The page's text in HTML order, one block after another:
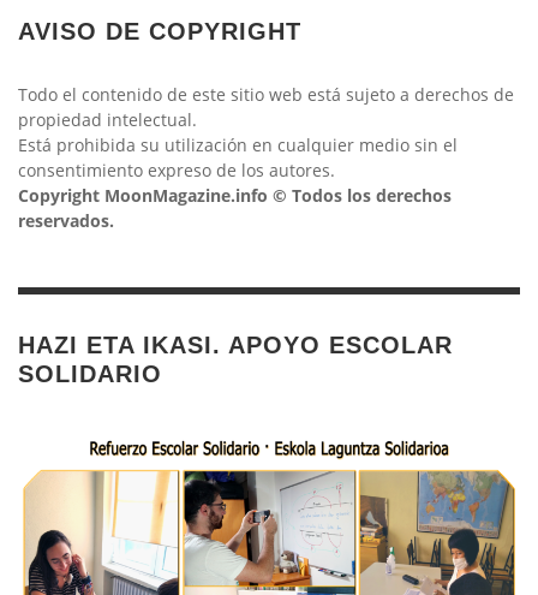
AVISO DE COPYRIGHT
Todo el contenido de este sitio web está sujeto a derechos de
propiedad intelectual.
Está prohibida su utilización en cualquier medio sin el
consentimiento expreso de los autores.
Copyright MoonMagazine.info © Todos los derechos
reservados.
HAZI ETA IKASI. APOYO ESCOLAR
SOLIDARIO